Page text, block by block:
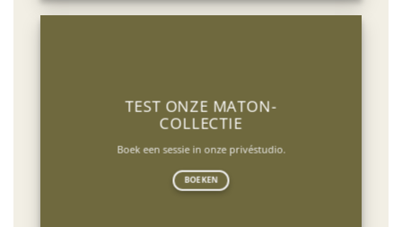
TEST ONZE MATON-
COLLECTIE
Boek een sessie in onze privéstudio.
BOEKEN